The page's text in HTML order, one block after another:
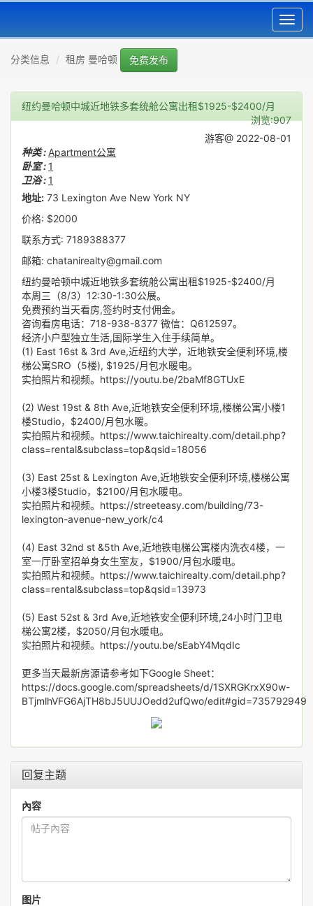
分类信息 租房 曼哈顿 免费发布
纽约曼哈顿中城近地铁多套统舱公寓出租$1925-$2400/月
浏览:907
游客@ 2022-08-01
种类 : Apartment公寓
卧室 : 1
卫浴 : 1
地址: 73 Lexington Ave New York NY
价格: $2000
联系方式: 7189388377
邮箱: chatanirealty@gmail.com
纽约曼哈顿中城近地铁多套统舱公寓出租$1925-$2400/月
本周三（8/3）12:30-1:30公展。
免费预约当天看房,签约时支付佣金。
咨询看房电话：718-938-8377 微信：Q612597。
经济小户型独立生活,国际学生入住手续简单。
(1) East 16st & 3rd Ave,近纽约大学，近地铁安全便利环境,楼
梯公寓SRO（5楼), $1925/月包水暖电。
实拍照片和视频。https://youtu.be/2baMf8GTUxE
(2) West 19st & 8th Ave,近地铁安全便利环境,楼梯公寓小楼1
楼Studio，$2400/月包水暖。
实拍照片和视频。https://www.taichirealty.com/detail.php?
class=rental&subclass=top&qsid=18056
(3) East 25st & Lexington Ave,近地铁安全便利环境,楼梯公寓
小楼3楼Studio，$2100/月包水暖电。
实拍照片和视频。https://streeteasy.com/building/73-
lexington-avenue-new_york/c4
(4) East 32nd st &5th Ave,近地铁电梯公寓楼内洗衣4楼，一
室一厅卧室招单身女生室友，$1900/月包水暖电。
实拍照片和视频。https://www.taichirealty.com/detail.php?
class=rental&subclass=top&qsid=13973
(5) East 52st & 3rd Ave,近地铁安全便利环境,24小时门卫电
梯公寓2楼，$2050/月包水暖电。
实拍照片和视频。https://youtu.be/sEabY4MqdIc
更多当天最新房源请参考如下Google Sheet：
https://docs.google.com/spreadsheets/d/1SXRGKrxX90w-
BTjmlhVFG6AjTH8bJ5UUJOedd2ufQwo/edit#gid=735792949
回复主题
內容
图片